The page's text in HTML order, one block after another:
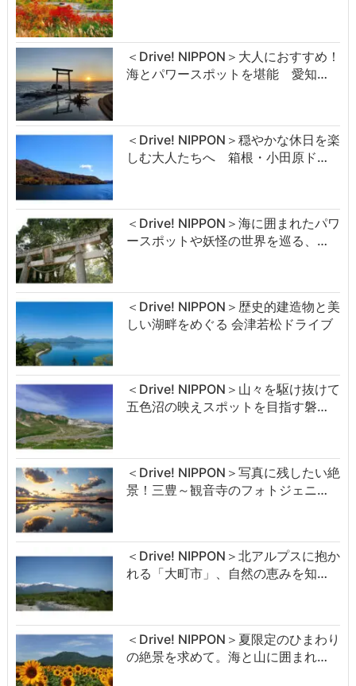
＜Drive! NIPPON＞大人におすすめ！
海とパワースポットを堪能 愛知…
＜Drive! NIPPON＞穏やかな休日を楽
しむ大人たちへ 箱根・小田原ド…
＜Drive! NIPPON＞海に囲まれたパワ
ースポットや妖怪の世界を巡る、…
＜Drive! NIPPON＞歴史的建造物と美
しい湖畔をめぐる 会津若松ドライブ
＜Drive! NIPPON＞山々を駆け抜けて
五色沼の映えスポットを目指す磐…
＜Drive! NIPPON＞写真に残したい絶
景！三豊～観音寺のフォトジェニ…
＜Drive! NIPPON＞北アルプスに抱か
れる「大町市」、自然の恵みを知…
＜Drive! NIPPON＞夏限定のひまわり
の絶景を求めて。海と山に囲まれ…